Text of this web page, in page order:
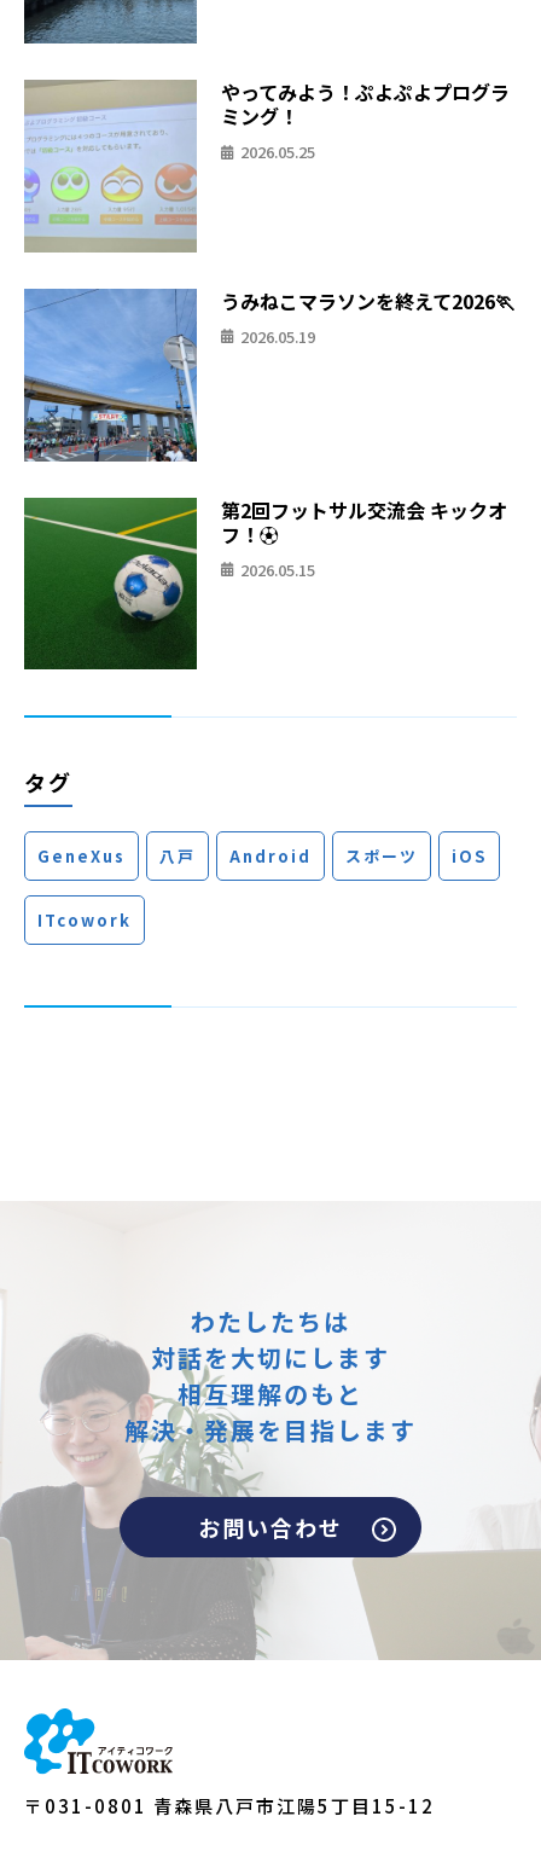
やってみよう！ぷよぷよプログラ
ミング！
2026.05.25
うみねこマラソンを終えて2026🏃
2026.05.19
第2回フットサル交流会 キックオ
フ！⚽
2026.05.15
タグ
GeneXus 八戸 Android スポーツ iOS
ITcowork
わたしたちは
対話を大切にします
相互理解のもと
解決・発展を目指します
お問い合わせ
〒031-0801 青森県八戸市江陽5丁目15-12